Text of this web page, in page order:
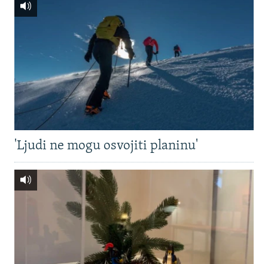
'Ljudi ne mogu osvojiti planinu'